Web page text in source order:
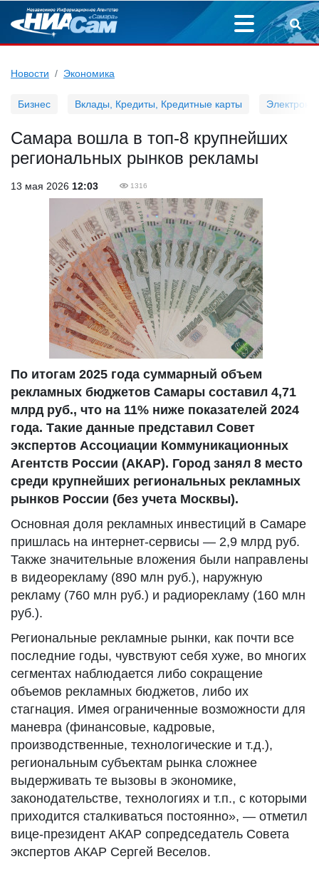
Новости Экономика
Бизнес Вклады, Кредиты, Кредитные карты
Самара вошла в топ-8 крупнейших
региональных рынков рекламы
13 мая 2026 12:03 1316
По итогам 2025 года суммарный объем
рекламных бюджетов Самары составил 4,71
млрд руб., что на 11% ниже показателей 2024
года. Такие данные представил Совет
экспертов Ассоциации Коммуникационных
Агентств России (АКАР). Город занял 8 место
среди крупнейших региональных рекламных
рынков России (без учета Москвы).
Основная доля рекламных инвестиций в Самаре
пришлась на интернет-сервисы — 2,9 млрд руб.
Также значительные вложения были направлены
в видеорекламу (890 млн руб.), наружную
рекламу (760 млн руб.) и радиорекламу (160 млн
руб.).
Региональные рекламные рынки, как почти все
последние годы, чувствуют себя хуже, во многих
сегментах наблюдается либо сокращение
объемов рекламных бюджетов, либо их
стагнация. Имея ограниченные возможности для
маневра (финансовые, кадровые,
производственные, технологические и т.д.),
региональным субъектам рынка сложнее
выдерживать те вызовы в экономике,
законодательстве, технологиях и т.п., с которыми
приходится сталкиваться постоянно», — отметил
вице-президент АКАР сопредседатель Совета
экспертов АКАР Сергей Веселов.